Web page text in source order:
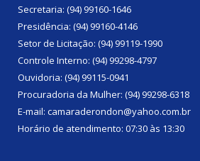
Secretaria: (94) 99160-1646
Presidência: (94) 99160-4146
Setor de Licitação: (94) 99119-1990
Controle Interno: (94) 99298-4797
Ouvidoria: (94) 99115-0941
Procuradoria da Mulher: (94) 99298-6318
E-mail: camaraderondon@yahoo.com.br
Horário de atendimento: 07:30 às 13:30